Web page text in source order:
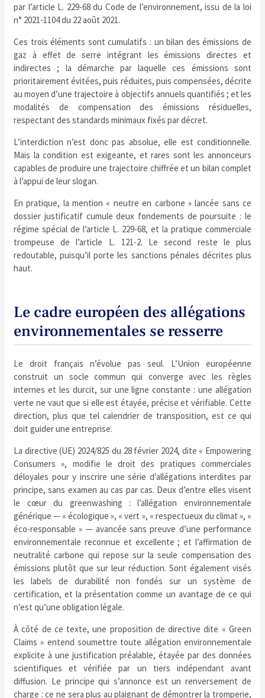
par l’article L. 229-68 du Code de l’environnement, issu de la loi
n° 2021-1104 du 22 août 2021.
Ces trois éléments sont cumulatifs : un bilan des émissions de
gaz à effet de serre intégrant les émissions directes et
indirectes ; la démarche par laquelle ces émissions sont
prioritairement évitées, puis réduites, puis compensées, décrite
au moyen d’une trajectoire à objectifs annuels quantifiés ; et les
modalités de compensation des émissions résiduelles,
respectant des standards minimaux fixés par décret.
L’interdiction n’est donc pas absolue, elle est conditionnelle.
Mais la condition est exigeante, et rares sont les annonceurs
capables de produire une trajectoire chiffrée et un bilan complet
à l’appui de leur slogan.
En pratique, la mention « neutre en carbone » lancée sans ce
dossier justificatif cumule deux fondements de poursuite : le
régime spécial de l’article L. 229-68, et la pratique commerciale
trompeuse de l’article L. 121-2. Le second reste le plus
redoutable, puisqu’il porte les sanctions pénales décrites plus
haut.
Le cadre européen des allégations
environnementales se resserre
Le droit français n’évolue pas seul. L’Union européenne
construit un socle commun qui converge avec les règles
internes et les durcit, sur une ligne constante : une allégation
verte ne vaut que si elle est étayée, précise et vérifiable. Cette
direction, plus que tel calendrier de transposition, est ce qui
doit guider une entreprise.
La directive (UE) 2024/825 du 28 février 2024, dite « Empowering
Consumers », modifie le droit des pratiques commerciales
déloyales pour y inscrire une série d’allégations interdites par
principe, sans examen au cas par cas. Deux d’entre elles visent
le cœur du greenwashing : l’allégation environnementale
générique — « écologique », « vert », « respectueux du climat », «
éco-responsable » — avancée sans preuve d’une performance
environnementale reconnue et excellente ; et l’affirmation de
neutralité carbone qui repose sur la seule compensation des
émissions plutôt que sur leur réduction. Sont également visés
les labels de durabilité non fondés sur un système de
certification, et la présentation comme un avantage de ce qui
n’est qu’une obligation légale.
À côté de ce texte, une proposition de directive dite « Green
Claims » entend soumettre toute allégation environnementale
explicite à une justification préalable, étayée par des données
scientifiques et vérifiée par un tiers indépendant avant
diffusion. Le principe qui s’annonce est un renversement de
charge : ce ne sera plus au plaignant de démontrer la tromperie,